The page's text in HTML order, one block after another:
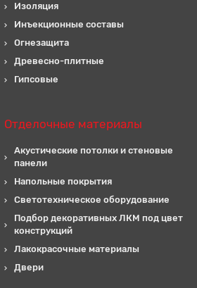
Изоляция
Инъекционные составы
Огнезащита
Древесно-плитные
Гипсовые
Отделочные материалы
Акустические потолки и стеновые
панели
Напольные покрытия
Светотехническое оборудование
Подбор декоративных ЛКМ под цвет
конструкций
Лакокрасочные материалы
Двери